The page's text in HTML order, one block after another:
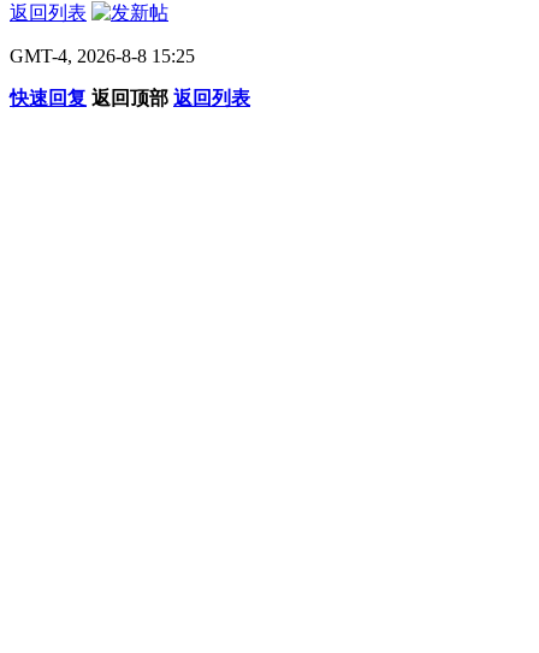
返回列表
GMT-4, 2026-8-8 15:25
快速回复 返回顶部 返回列表